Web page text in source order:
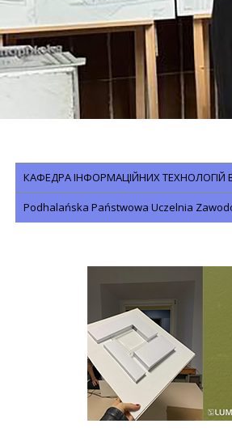
КАФЕДРА ІНФОРМАЦІЙНИХ ТЕХНОЛОГІЙ В
Podhalańska Państwowa Uczelnia